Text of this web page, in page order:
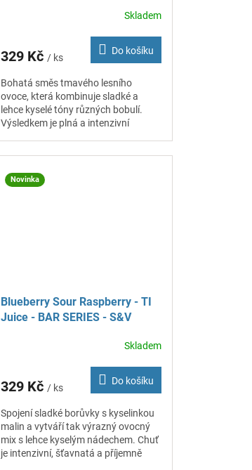
Skladem
329 Kč / ks
Do košíku
Bohatá směs tmavého lesního
ovoce, která kombinuje sladké a
lehce kyselé tóny různých bobulí.
Výsledkem je plná a intenzivní
Novinka
Blueberry Sour Raspberry - TI
Juice - BAR SERIES - S&V
Skladem
329 Kč / ks
Do košíku
Spojení sladké borůvky s kyselinkou
malin a vytváří tak výrazný ovocný
mix s lehce kyselým nádechem. Chuť
je intenzivní, šťavnatá a příjemně